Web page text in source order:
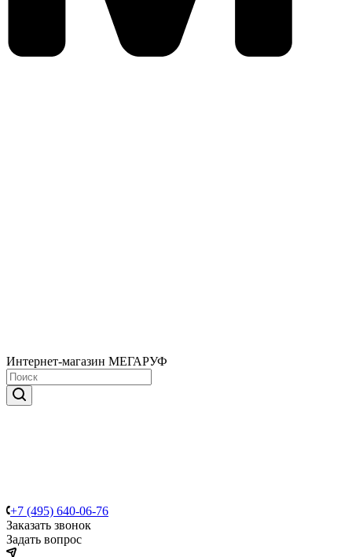
Интернет-магазин МЕГАРУФ
+7 (495) 640-06-76
Заказать звонок
Задать вопрос